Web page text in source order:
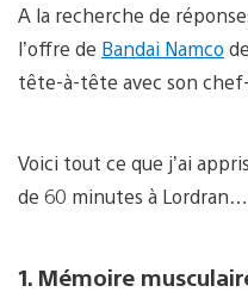
A la recherche de
l’offre de Bandai Namco
tête-à-tête avec son
Voici tout ce que j’ai
de 60 minutes à Lordran…
1. Mémoire